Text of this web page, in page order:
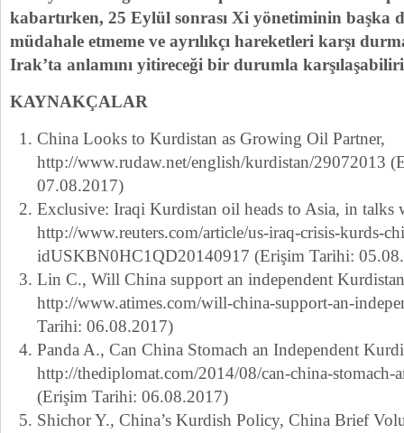
kabartırken, 25 Eylül sonrası Xi yönetiminin başka
müdahale etmeme ve ayrılıkçı hareketleri karşı
Irak’ta anlamını yitireceği bir durumla
KAYNAKÇALAR
China Looks to Kurdistan as Growing Oil Partner,
http://www.rudaw.net/english/kurdistan/29072013
07.08.2017)
Exclusive: Iraqi Kurdistan oil heads to Asia, in talks
http://www.reuters.com/article/us-iraq-crisis-kurds-
idUSKBN0HC1QD20140917 (Erişim Tarihi:
Lin C., Will China support an independent
http://www.atimes.com/will-china-support-an-
Tarihi: 06.08.2017)
Panda A., Can China Stomach an Independent
http://thediplomat.com/2014/08/can-china-stomach-
(Erişim Tarihi: 06.08.2017)
Shichor Y., China’s Kurdish Policy, China Brief